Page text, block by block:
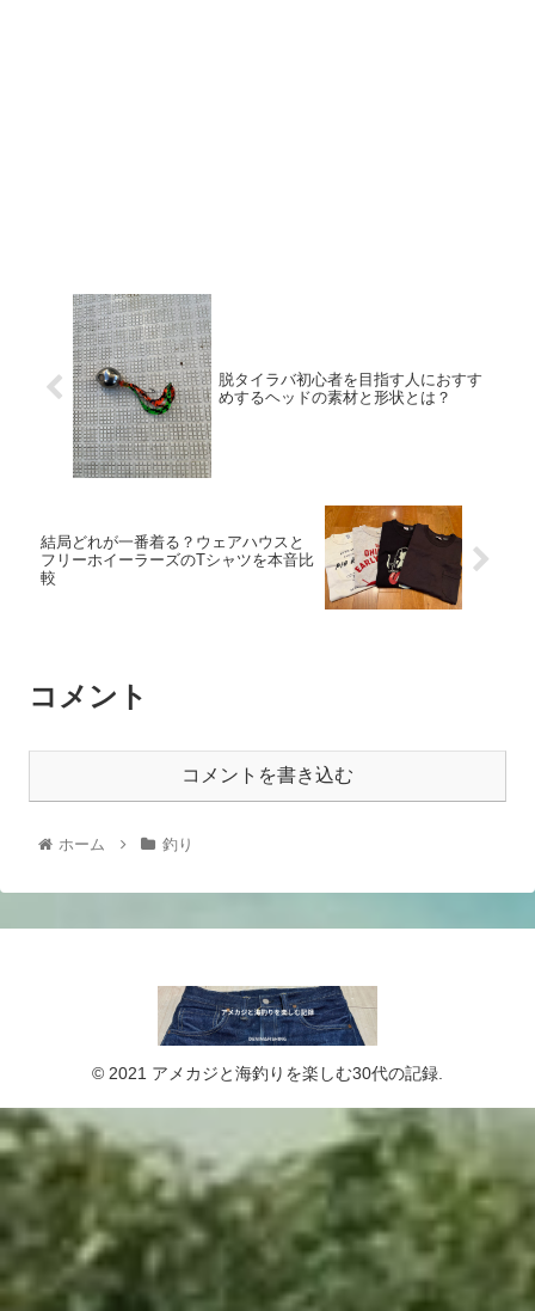
脱タイラバ初心者を目指す人におすす
めするヘッドの素材と形状とは？
結局どれが一番着る？ウェアハウスと
フリーホイーラーズのTシャツを本音比
較
コメント
コメントを書き込む
ホーム 釣り
© 2021 アメカジと海釣りを楽しむ30代の記録.